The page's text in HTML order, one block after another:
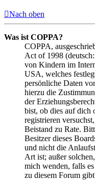
Nach oben
Was ist COPPA?
COPPA,
Act of 1998
von Kindern im
USA, welches
persönliche Daten
hierzu die
der
bist, ob dies auf dich
registrieren
Beistand zu Rate.
Besitzer dieses
und nicht die
Art ist; außer
mich wenden, falls
zu diesem Forum